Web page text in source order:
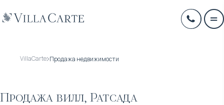
VillaCarte Продажа недвижимости
Продажа вилл, Ратсада